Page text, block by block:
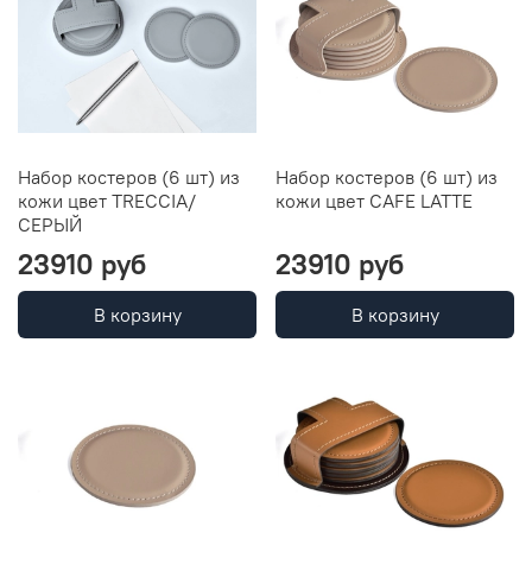
Набор костеров (6 шт) из
кожи цвет TRECCIA/
СЕРЫЙ
23910 руб
В корзину
Набор костеров (6 шт) из
кожи цвет CAFE LATTE
23910 руб
В корзину